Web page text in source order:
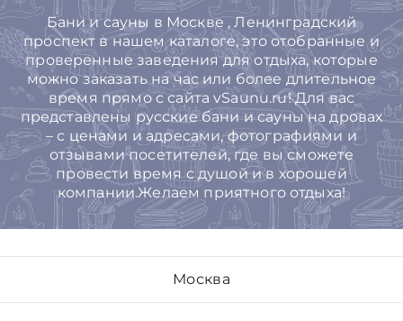
Бани и сауны в Москве , Ленинградский
проспект в нашем каталоге, это отобранные и
проверенные заведения для отдыха, которые
можно заказать на час или более длительное
время прямо с сайта vSaunu.ru! Для вас
представлены русские бани и сауны на дровах
– с ценами и адресами, фотографиями и
отзывами посетителей, где вы сможете
провести время с душой и в хорошей
компании.Желаем приятного отдыха!
Москва